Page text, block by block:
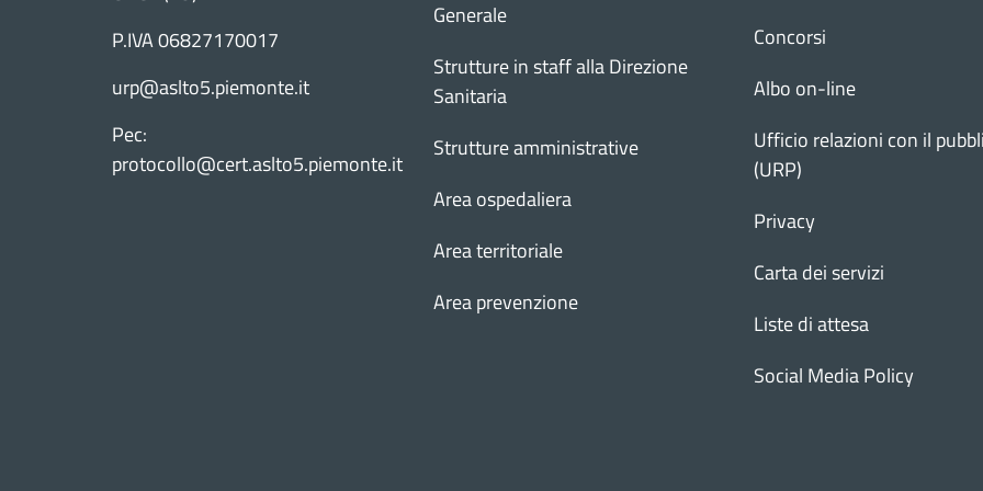
P.IVA 06827170017
urp@aslto5.piemonte.it
Pec:
protocollo@cert.aslto5.piemonte.it
Generale
Strutture in staff alla Direzione
Sanitaria
Strutture amministrative
Area ospedaliera
Area territoriale
Area prevenzione
Concorsi
Albo on-line
Ufficio relazioni con il
(URP)
Privacy
Carta dei servizi
Liste di attesa
Social Media Policy